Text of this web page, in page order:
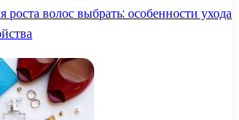
роста волос выбрать: особенности ухода